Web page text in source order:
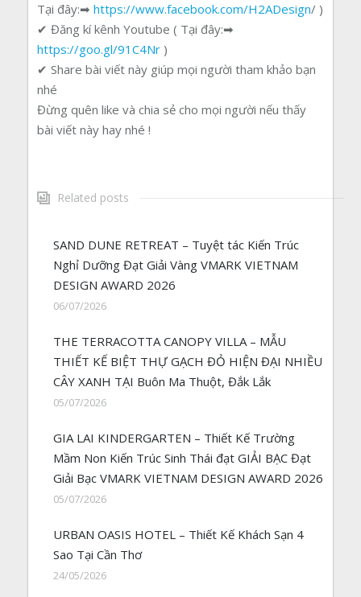
Tại đây:➡ https://www.facebook.com/H2ADesign/ )
✔ Đăng kí kênh Youtube ( Tại đây:➡
https://goo.gl/91C4Nr )
✔ Share bài viết này giúp mọi người tham khảo bạn
nhé
Đừng quên like và chia sẻ cho mọi người nếu thấy
bài viết này hay nhé !
Related posts
SAND DUNE RETREAT – Tuyệt tác Kiến Trúc
Nghỉ Dưỡng Đạt Giải Vàng VMARK VIETNAM
DESIGN AWARD 2026
06/07/2026
THE TERRACOTTA CANOPY VILLA – MẪU
THIẾT KẾ BIỆT THỰ GẠCH ĐỎ HIỆN ĐẠI NHIỀU
CÂY XANH TẠI Buôn Ma Thuột, Đắk Lắk
05/07/2026
GIA LAI KINDERGARTEN – Thiết Kế Trường
Mầm Non Kiến Trúc Sinh Thái đạt GIẢI BẠC Đạt
Giải Bạc VMARK VIETNAM DESIGN AWARD 2026
05/07/2026
URBAN OASIS HOTEL – Thiết Kế Khách Sạn 4
Sao Tại Cần Thơ
24/05/2026